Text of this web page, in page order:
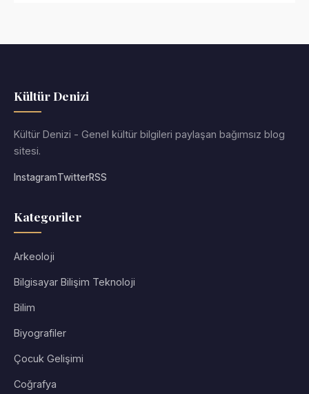
Kültür Denizi
Kültür Denizi - Genel kültür bilgileri paylaşan bağımsız blog
sitesi.
InstagramTwitterRSS
Kategoriler
Arkeoloji
Bilgisayar Bilişim Teknoloji
Bilim
Biyografiler
Çocuk Gelişimi
Coğrafya